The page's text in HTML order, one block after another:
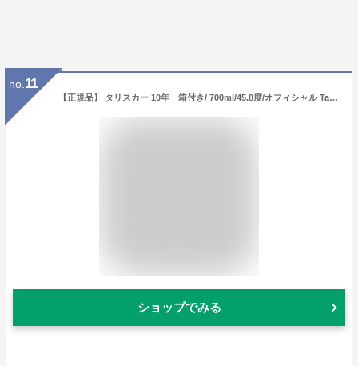
no. 11
【正規品】 タリスカー 10年 箱付き/ 700ml/45.8度/オフィシャル Talisker Aged 10 Years スコッチウイスキー/シングルモルト/アイランズ/スカイ島 Single Malt Scotch Whisky
ショップでみる